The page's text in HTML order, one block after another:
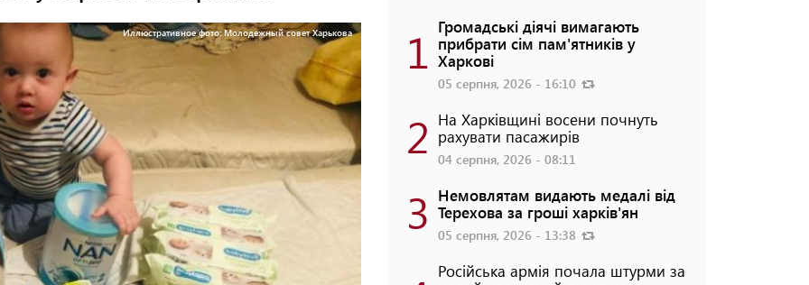
Иллюстративное фото: Молодежный совет Харькова 1 Громадські діячі вимагають
прибрати сім пам'ятників у
Харкові
05 серпня, 2026 - 16:10
2 На Харківщині восени почнуть
рахувати пасажирів
04 серпня, 2026 - 08:11
3 Немовлятам видають медалі від
Терехова за гроші харків'ян
05 серпня, 2026 - 13:38
Російська армія почала штурми за